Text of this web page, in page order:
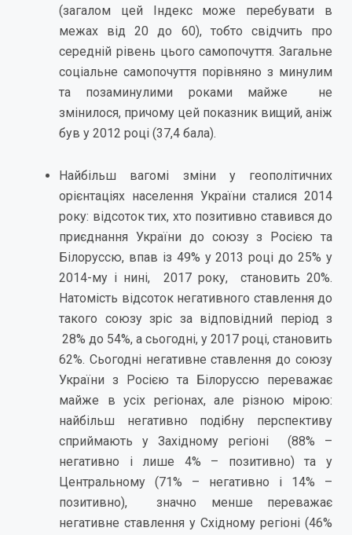
(загалом цей Індекс може перебувати в
межах від 20 до 60), тобто свідчить про
середній рівень цього самопочуття. Загальне
соціальне самопочуття порівняно з минулим
та позаминулими роками майже не
змінилося, причому цей показник вищий, аніж
був у 2012 році (37,4 бала).
Найбільш вагомі зміни у геополітичних
орієнтаціях населення України сталися 2014
року: відсоток тих, хто позитивно ставився до
приєднання України до союзу з Росією та
Білоруссю, впав із 49% у 2013 році до 25% у
2014-му і нині, 2017 року, становить 20%.
Натомість відсоток негативного ставлення до
такого союзу зріс за відповідний період з
28% до 54%, а сьогодні, у 2017 році, становить
62%. Сьогодні негативне ставлення до союзу
України з Росією та Білоруссю переважає
майже в усіх регіонах, але різною мірою:
найбільш негативно подібну перспективу
сприймають у Західному регіоні (88% –
негативно і лише 4% – позитивно) та у
Центральному (71% – негативно і 14% –
позитивно), значно менше переважає
негативне ставлення у Східному регіоні (46%